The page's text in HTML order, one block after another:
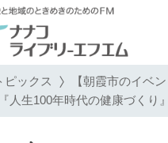
ピックス 【朝霞市のイベ
人生100年時代の健康づくり』